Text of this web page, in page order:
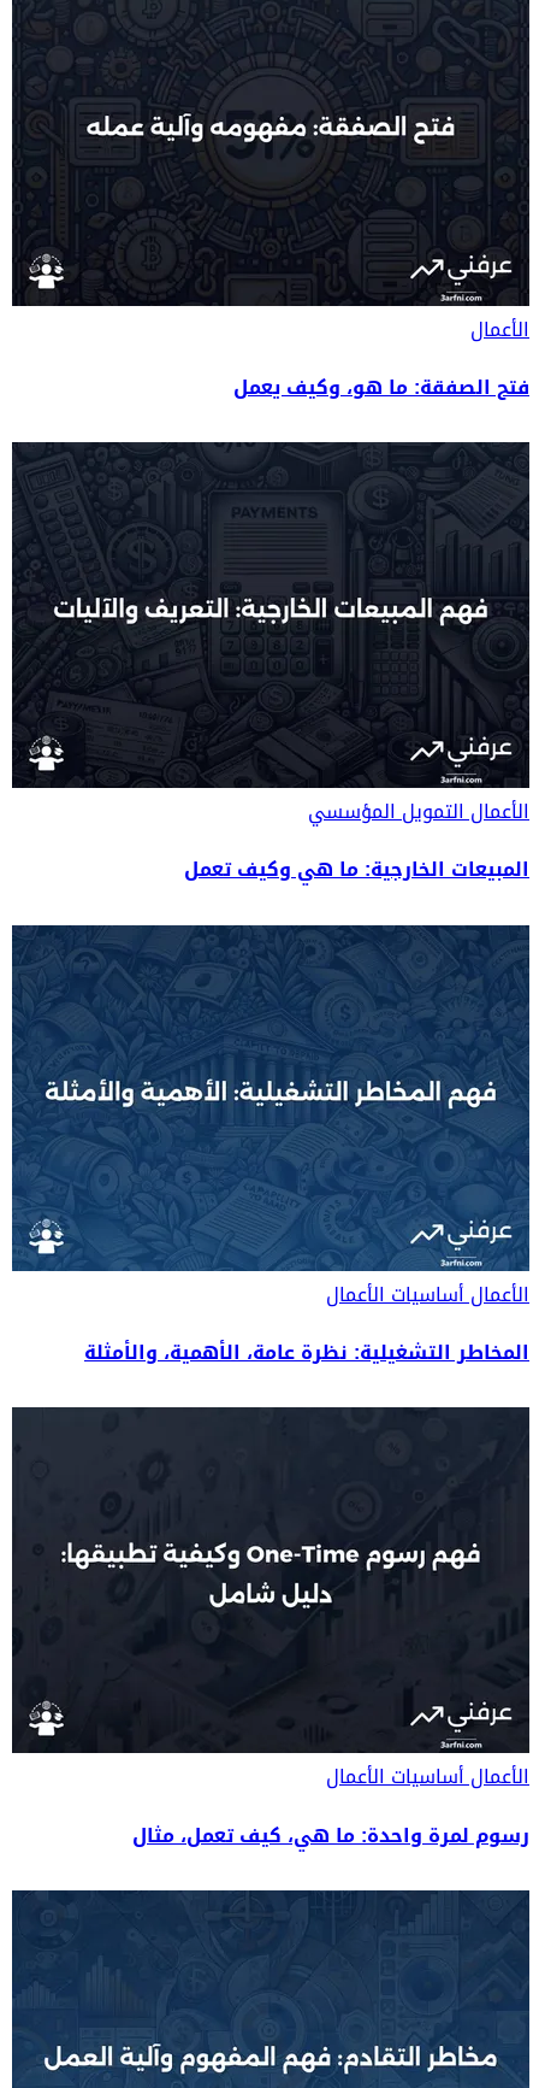
الأعمال
فتح الصفقة: ما هو، وكيف يعمل
الأعمالالتمويل المؤسسي
المبيعات الخارجية: ما هي وكيف تعمل
الأعمالأساسيات الأعمال
المخاطر التشغيلية: نظرة عامة، الأهمية، والأمثلة
الأعمالأساسيات الأعمال
رسوم لمرة واحدة: ما هي، كيف تعمل، مثال